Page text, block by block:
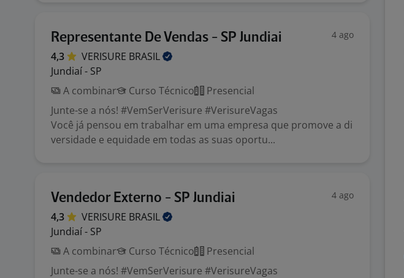
Representante De Vendas - SP Jundiai 4 ago
4,3 VERISURE BRASIL
Jundiaí - SP
A combinar
Curso Técnico
Presencial
Junte-se a nós! #VemSerVerisure #VerisureVagas
Você já pensou em trabalhar em uma empresa que promove a di
versidade e equidade em todas as suas oportu...
Vendedor Externo - SP Jundiai 4 ago
4,3 VERISURE BRASIL
Jundiaí - SP
A combinar
Curso Técnico
Presencial
Junte-se a nós! #VemSerVerisure #VerisureVagas